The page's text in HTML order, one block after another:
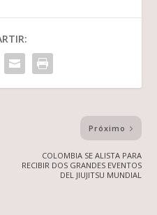
Próximo
COLOMBIA SE ALISTA PARA
RECIBIR DOS GRANDES EVENTOS
DEL JIUJITSU MUNDIAL